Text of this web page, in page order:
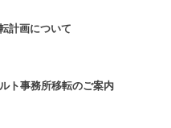
計画について
ト事務所移転のご案内